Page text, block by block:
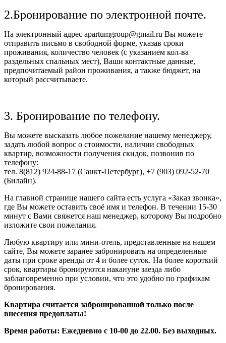
2.Бронирование по электронной почте.
На электронный адрес apartumgroup@gmail.ru Вы можете
отправить письмо в свободной форме, указав сроки
проживания, количество человек (с указанием кол-ва
раздельных спальных мест), Ваши контактные данные,
предпочитаемый район проживания, а также бюджет, на
который рассчитываете.
3. Бронирование по телефону.
Вы можете высказать любое пожелание нашему менеджеру,
задать любой вопрос о стоимости, наличии свободных
квартир, возможности получения скидок, позвонив по
телефону:
тел. 8(812) 924-88-17 (Санкт-Петербург), +7 (903) 092-52-70
(Билайн).
На главной странице нашего сайта есть услуга «Заказ звонка»,
где Вы можете оставить своё имя и телефон. В течении 15-30
минут с Вами свяжется наш менеджер, которому Вы подробно
изложите свои пожелания.
Любую квартиру или мини-отель, представленные на нашем
сайте, Вы можете заранее забронировать на определенные
даты при сроке аренды от 4 и более суток. На более короткий
срок, квартиры бронируются накануне заезда либо
заблаговременно при условии, что это удобно по графикам
бронирования.
Квартира считается забронированной только после
внесения предоплаты!
Время работы: Ежедневно с 10-00 до 22.00. Без выходных.